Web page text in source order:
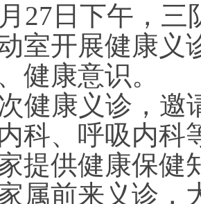
27日下午，三
室开展健康义
健康意识。
健康义诊，邀
科、呼吸内科
提供健康保健
属前来义诊，